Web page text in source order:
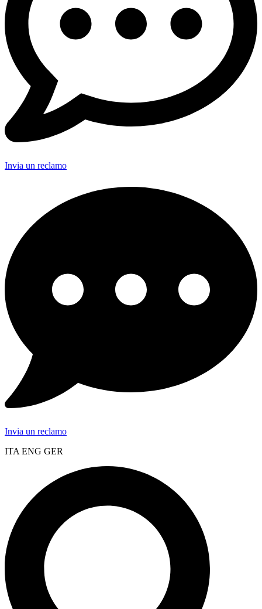
Invia un reclamo
Invia un reclamo
ITA ENG GER